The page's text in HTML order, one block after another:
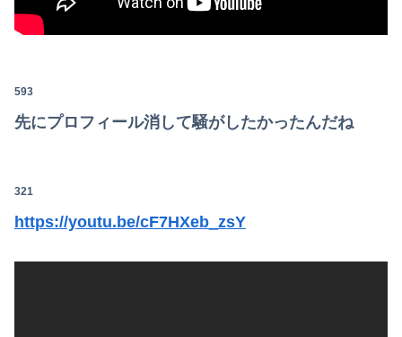
593
先にプロフィール消して騒がしたかったんだね
321
https://youtu.be/cF7HXeb_zsY